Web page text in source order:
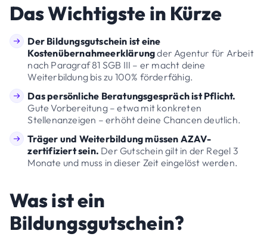
Das Wichtigste in Kürze
Der Bildungsgutschein ist eine
Kostenübernahmeerklärungder Agentur für Arbeit
nach Paragraf 81 SGB III – er macht deine
Weiterbildung bis zu 100% förderfähig.
Das persönliche Beratungsgespräch ist Pflicht.
Gute Vorbereitung – etwa mit konkreten
Stellenanzeigen – erhöht deine Chancen deutlich.
Träger und Weiterbildung müssen AZAV-
zertifiziert sein. Der Gutschein gilt in der Regel 3
Monate und muss in dieser Zeit eingelöst werden.
Was ist ein
Bildungsgutschein?